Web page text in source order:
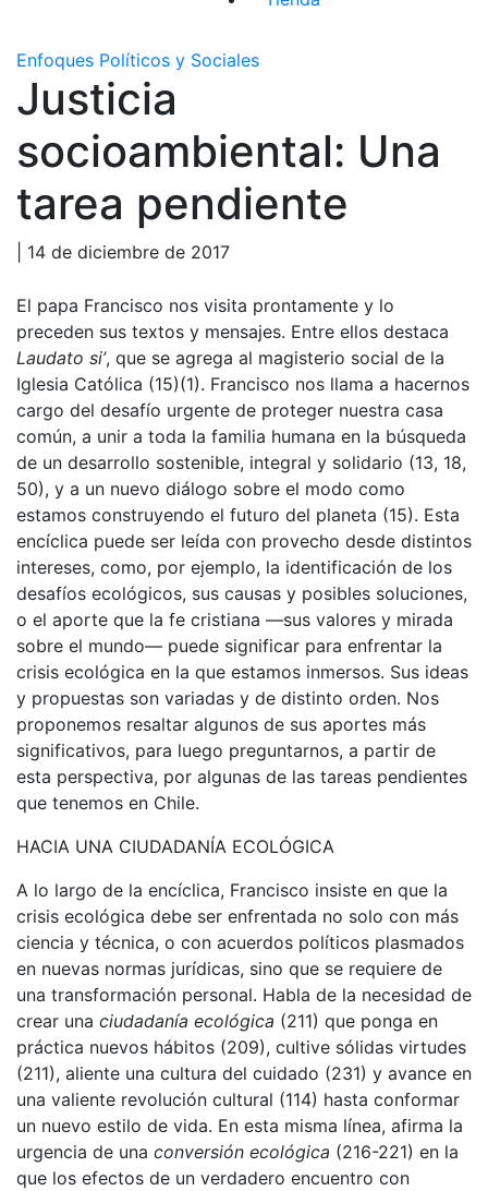
Enfoques Políticos y Sociales
Justicia
socioambiental: Una
tarea pendiente
| 14 de diciembre de 2017
El papa Francisco nos visita prontamente y lo
preceden sus textos y mensajes. Entre ellos destaca
Laudato si’, que se agrega al magisterio social de la
Iglesia Católica (15)(1). Francisco nos llama a hacernos
cargo del desafío urgente de proteger nuestra casa
común, a unir a toda la familia humana en la búsqueda
de un desarrollo sostenible, integral y solidario (13, 18,
50), y a un nuevo diálogo sobre el modo como
estamos construyendo el futuro del planeta (15). Esta
encíclica puede ser leída con provecho desde distintos
intereses, como, por ejemplo, la identificación de los
desafíos ecológicos, sus causas y posibles soluciones,
o el aporte que la fe cristiana —sus valores y mirada
sobre el mundo— puede significar para enfrentar la
crisis ecológica en la que estamos inmersos. Sus ideas
y propuestas son variadas y de distinto orden. Nos
proponemos resaltar algunos de sus aportes más
significativos, para luego preguntarnos, a partir de
esta perspectiva, por algunas de las tareas pendientes
que tenemos en Chile.
HACIA UNA CIUDADANÍA ECOLÓGICA
A lo largo de la encíclica, Francisco insiste en que la
crisis ecológica debe ser enfrentada no solo con más
ciencia y técnica, o con acuerdos políticos plasmados
en nuevas normas jurídicas, sino que se requiere de
una transformación personal. Habla de la necesidad de
crear una ciudadanía ecológica (211) que ponga en
práctica nuevos hábitos (209), cultive sólidas virtudes
(211), aliente una cultura del cuidado (231) y avance en
una valiente revolución cultural (114) hasta conformar
un nuevo estilo de vida. En esta misma línea, afirma la
urgencia de una conversión ecológica (216-221) en la
que los efectos de un verdadero encuentro con